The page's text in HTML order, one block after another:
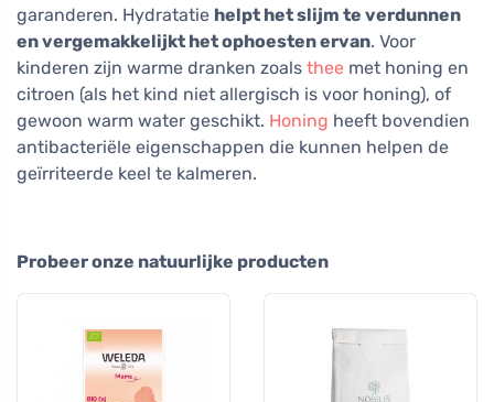
garanderen. Hydratatie helpt het slijm te verdunnen
en vergemakkelijkt het ophoesten ervan. Voor
kinderen zijn warme dranken zoals thee met honing en
citroen (als het kind niet allergisch is voor honing), of
gewoon warm water geschikt. Honing heeft bovendien
antibacteriële eigenschappen die kunnen helpen de
geïrriteerde keel te kalmeren.
Probeer onze natuurlijke producten